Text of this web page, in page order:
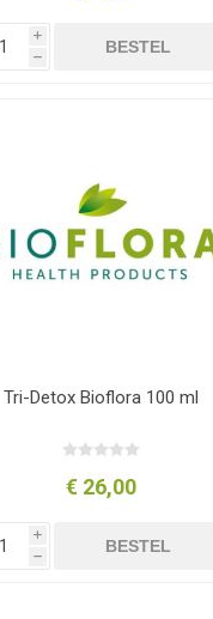
i
h
BESTEL
Tri-Detox Bioflora 100 ml
€ 26,00
i
h
BESTEL